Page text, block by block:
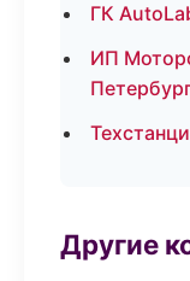
ГК
ИП
Другие